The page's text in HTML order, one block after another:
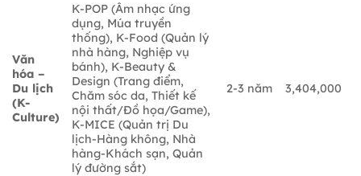
Văn
hóa –
Du lịch
(K-
Culture)
K-POP (Âm nhạc ứng
dụng, Múa truyền
thống), K-Food (Quản lý
nhà hàng, Nghiệp vụ
bánh), K-Beauty &
Design (Trang điểm,
Chăm sóc da, Thiết kế
nội thất/Đồ họa/Game),
K-MICE (Quản trị Du
lịch-Hàng không, Nhà
hàng-Khách sạn, Quản
lý đường sắt)
2-3 năm 3,404,000